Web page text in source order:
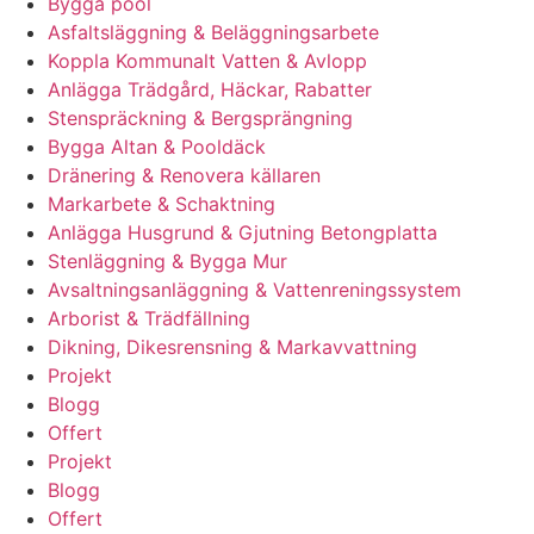
Asfaltsläggning & Beläggningsarbete
Koppla Kommunalt Vatten & Avlopp
Anlägga Trädgård, Häckar, Rabatter
Stenspräckning & Bergsprängning
Bygga Altan & Pooldäck
Dränering & Renovera källaren
Markarbete & Schaktning
Anlägga Husgrund & Gjutning Betongplatta
Stenläggning & Bygga Mur
Avsaltningsanläggning & Vattenreningssystem
Arborist & Trädfällning
Dikning, Dikesrensning & Markavvattning
Projekt
Blogg
Offert
Projekt
Blogg
Offert